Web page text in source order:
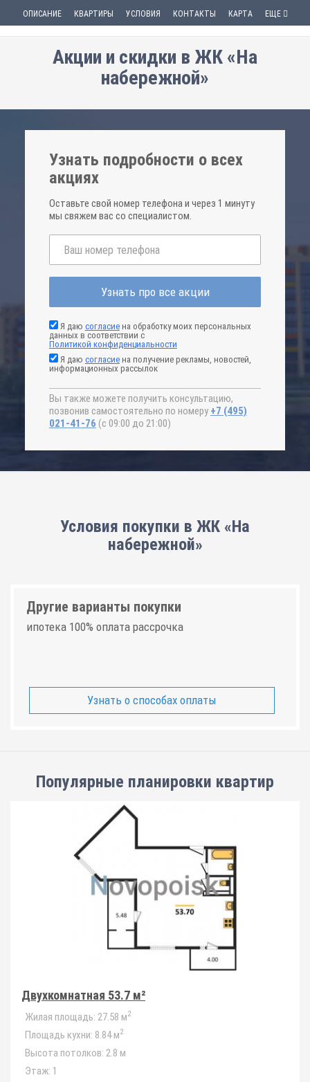
ОПИСАНИЕ КВАРТИРЫ УСЛОВИЯ КОНТАКТЫ КАРТА ЕЩЕ
Акции и скидки в ЖК «На
набережной»
Узнать подробности о всех
акциях
Оставьте свой номер телефона и через 1 минуту
мы свяжем вас со специалистом.
Узнать про все акции
Я даю согласиена обработку моих персональных
данных в соответствии с
Политикой конфиденциальности
Я даю согласиена получение рекламы, новостей,
информационных рассылок
Вы также можете получить консультацию,
позвонив самостоятельно по номеру +7 (495)
021-41-76 (с 09:00 до 21:00)
Условия покупки в ЖК «На
набережной»
Другие варианты покупки
ипотека 100% оплата рассрочка
Узнать о способах оплаты
Популярные планировки квартир
Двухкомнатная 53.7 м²
Жилая площадь: 27.58 м2
Площадь кухни: 8.84 м2
Высота потолков: 2.8 м
Этаж: 1